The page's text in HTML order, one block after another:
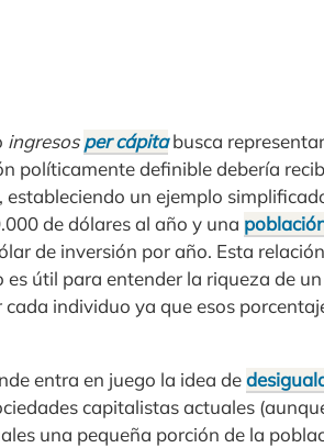
ingresosper cápitabusca
políticamente definible debería
estableciendo un ejemplo
de dólares al año y una
de inversión por año. Esta
útil para entender la riqueza de un
individuo ya que esos
entra en juego la idea de
capitalistas actuales
una pequeña porción de la